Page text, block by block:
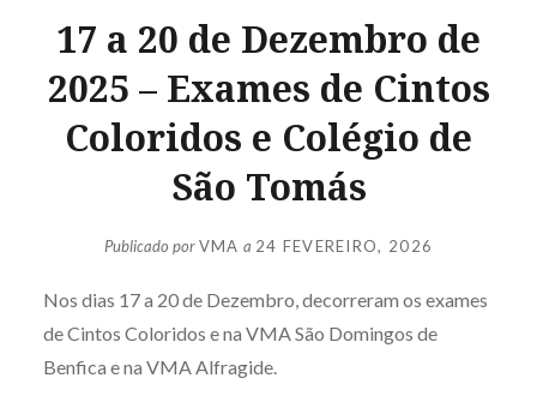
17 a 20 de Dezembro de
2025 – Exames de Cintos
Coloridos e Colégio de
São Tomás
Publicado porVMA a 24 FEVEREIRO, 2026
Nos dias 17 a 20 de Dezembro, decorreram os exames
de Cintos Coloridos e na VMA São Domingos de
Benfica e na VMA Alfragide.